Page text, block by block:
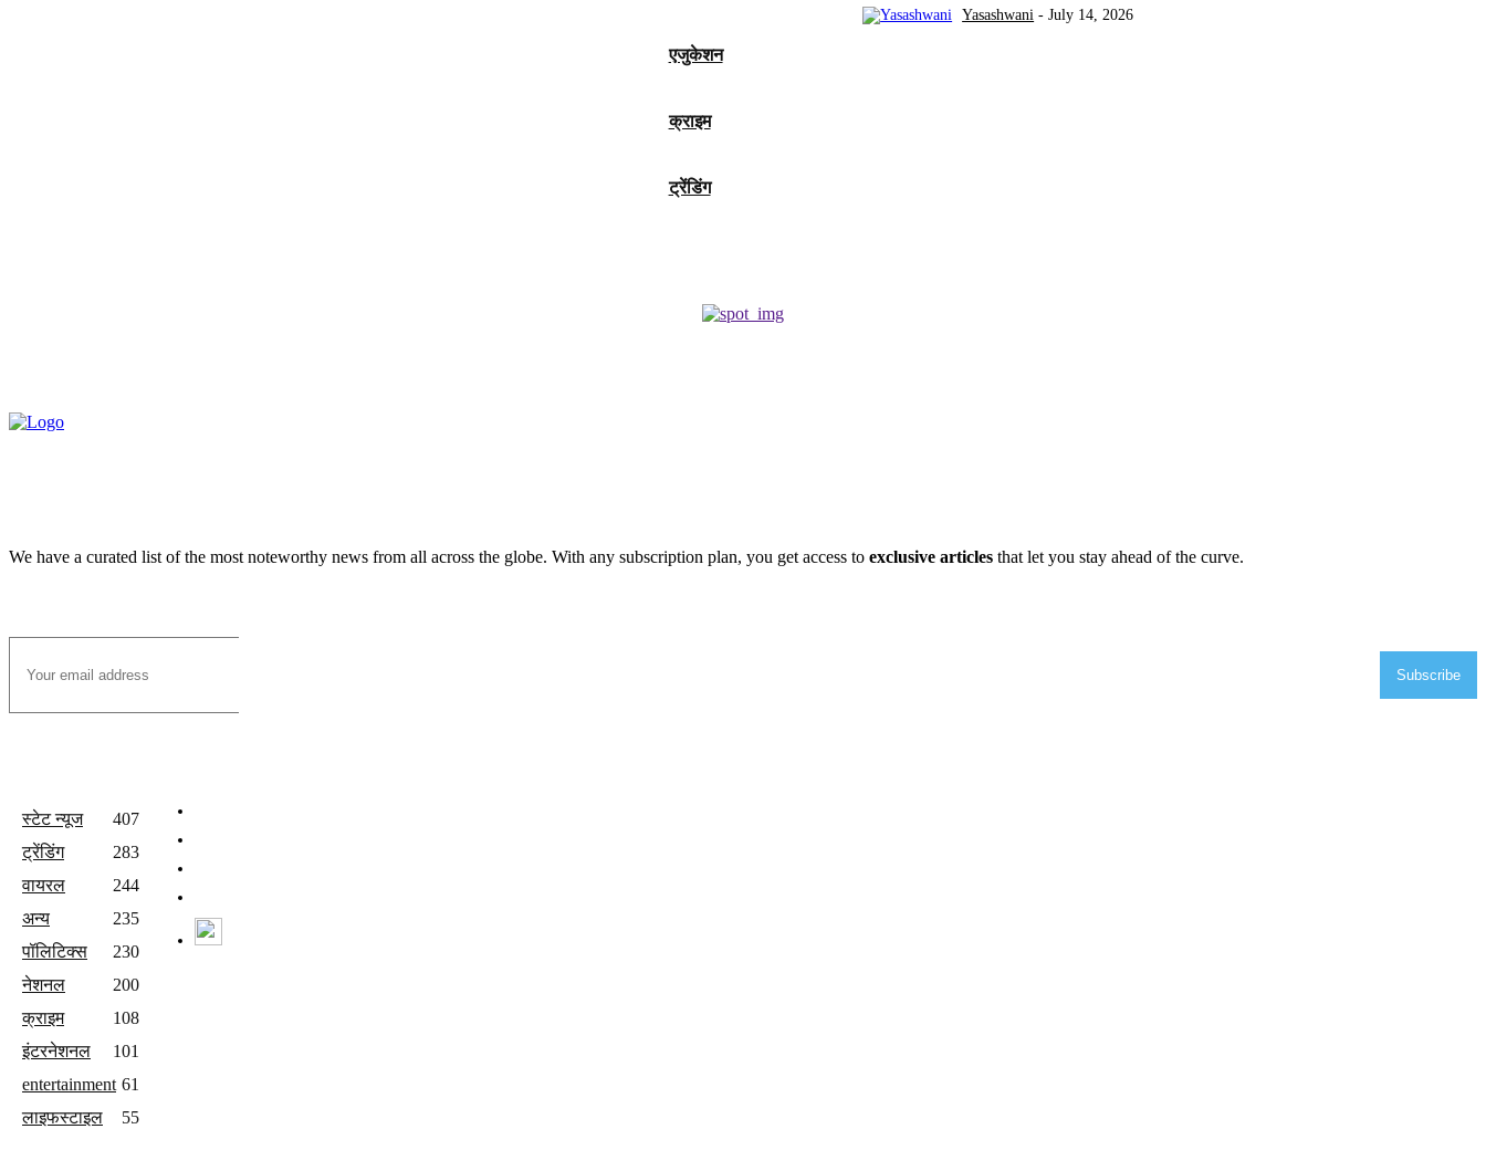
एजुकेशन
क्राइम
ट्रेंडिंग
Yasashwani - July 14, 2026
We have a curated list of the most noteworthy news from all across the globe. With any subscription plan, you get access to exclusive articles that let you stay ahead of the curve.
Subscribe
स्टेट न्यूज
407
ट्रेंडिंग
283
वायरल
244
अन्य
235
पॉलिटिक्स
230
नेशनल
200
क्राइम
108
इंटरनेशनल
101
entertainment 61
लाइफस्टाइल
55